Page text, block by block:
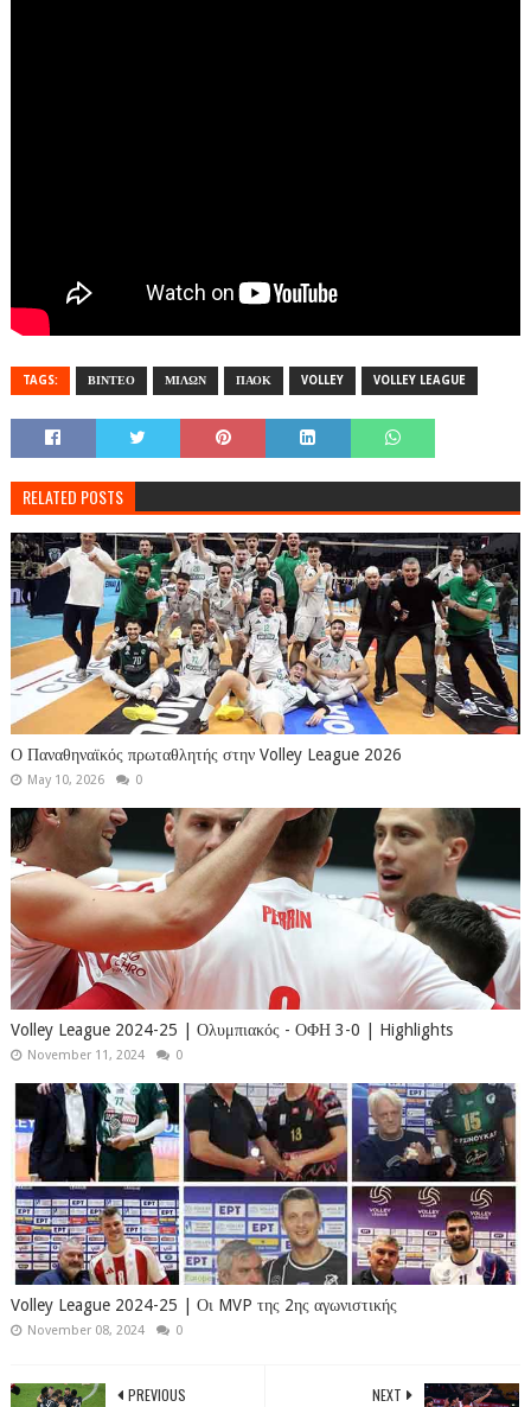
TAGS: ΒΙΝΤΕΟ ΜΙΛΩΝ ΠΑΟΚ VOLLEY VOLLEY LEAGUE
RELATED POSTS
Ο Παναθηναϊκός πρωταθλητής στην Volley League 2026
May 10, 2026 0
Volley League 2024-25 | Ολυμπιακός - ΟΦΗ 3-0 | Highlights
November 11, 2024 0
Volley League 2024-25 | Οι MVP της 2ης αγωνιστικής
November 08, 2024 0
NEXT
PREVIOUS